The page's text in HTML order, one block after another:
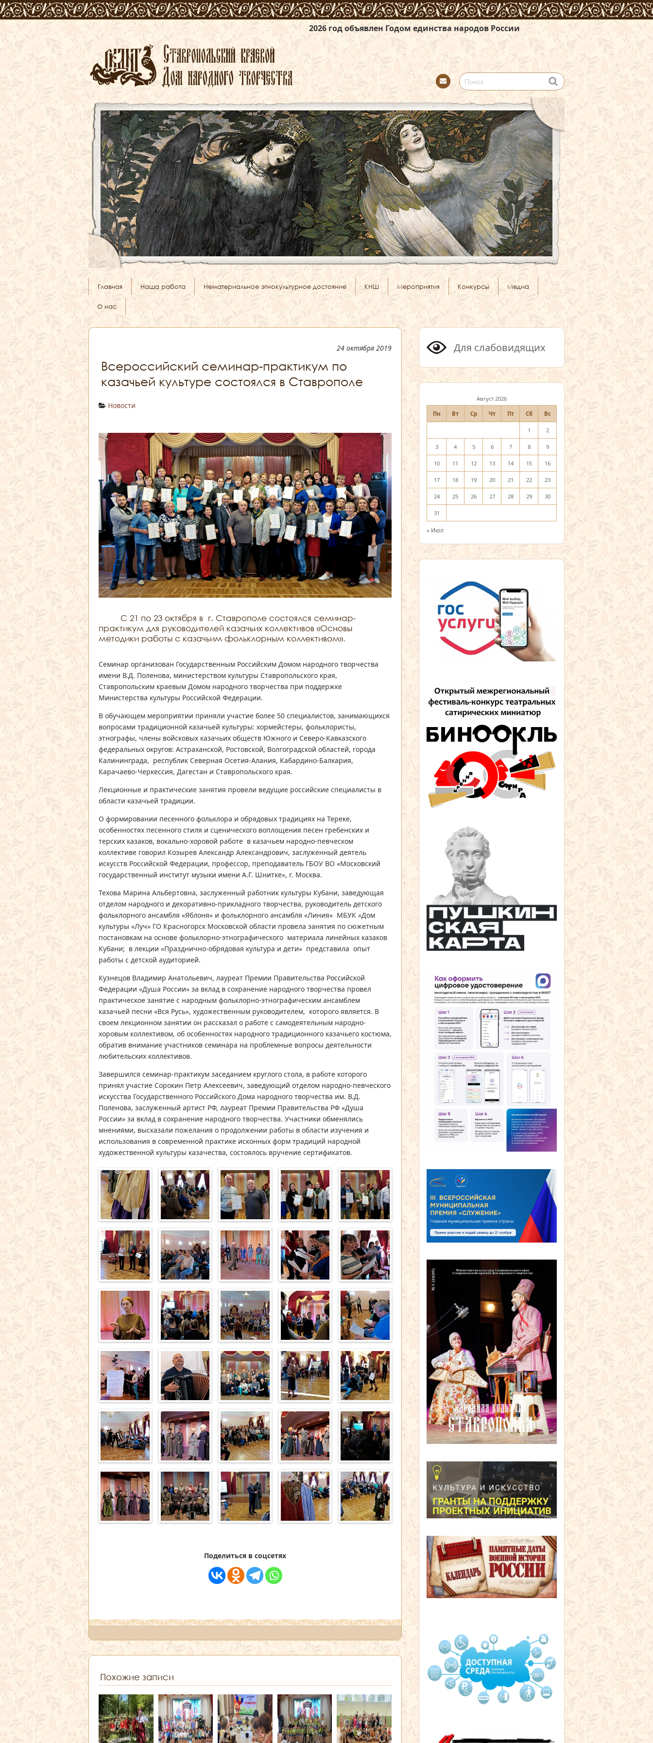
2026 год объявлен Годом единства народов России
tact
Главная Наша работа Нематериальное этнокультурное достояние КНШ Мероприятия Конкурсы Медиа
О нас
24 октября 2019
Всероссийский семинар-практикум по
казачьей культуре состоялся в Ставрополе
Новости
С 21 по 23 октября в г. Ставрополе состоялся семинар-
практикум для руководителей казачьих коллективов «Основы
методики работы с казачьим фольклорным коллективом».
Семинар организован Государственным Российским Домом народного творчества
имени В.Д. Поленова, министерством культуры Ставропольского края,
Ставропольским краевым Домом народного творчества при поддержке
Министерства культуры Российской Федерации.
В обучающем мероприятии приняли участие более 50 специалистов, занимающихся
вопросами традиционной казачьей культуры: хормейстеры, фольклористы,
этнографы, члены войсковых казачьих обществ Южного и Северо-Кавказского
федеральных округов: Астраханской, Ростовской, Волгоградской областей, города
Калининграда, республик Северная Осетия-Алания, Кабардино-Балкария,
Карачаево-Черкессия, Дагестан и Ставропольского края.
Лекционные и практические занятия провели ведущие российские специалисты в
области казачьей традиции.
О формировании песенного фольклора и обрядовых традициях на Тереке,
особенностях песенного стиля и сценического воплощения песен гребенских и
терских казаков, вокально-хоровой работе в казачьем народно-певческом
коллективе говорил Козырев Александр Александрович, заслуженный деятель
искусств Российской Федерации, профессор, преподаватель ГБОУ ВО «Московский
государственный институт музыки имени А.Г. Шнитке», г. Москва.
Техова Марина Альбертовна, заслуженный работник культуры Кубани, заведующая
отделом народного и декоративно-прикладного творчества, руководитель детского
фольклорного ансамбля «Яблоня» и фольклорного ансамбля «Линия» МБУК «Дом
культуры «Луч» ГО Красногорск Московской области провела занятия по сюжетным
постановкам на основе фольклорно-этнографического материала линейных казаков
Кубани; в лекции «Празднично-обрядовая культура и дети» представила опыт
работы с детской аудиторией.
Кузнецов Владимир Анатольевич, лауреат Премии Правительства Российской
Федерации «Душа России» за вклад в сохранение народного творчества провел
практическое занятие с народным фольклорно-этнографическим ансамблем
казачьей песни «Вся Русь», художественным руководителем, которого является. В
своем лекционном занятии он рассказал о работе с самодеятельным народно-
хоровым коллективом, об особенностях народного традиционного казачьего костюма,
обратив внимание участников семинара на проблемные вопросы деятельности
любительских коллективов.
Завершился семинар-практикум заседанием круглого стола, в работе которого
принял участие Сорокин Петр Алексеевич, заведующий отделом народно-певческого
искусства Государственного Российского Дома народного творчества им. В.Д.
Поленова, заслуженный артист РФ, лауреат Премии Правительства РФ «Душа
России» за вклад в сохранение народного творчества. Участники обменялись
мнениями, высказали пожелания о продолжении работы в области изучения и
использования в современной практике исконных форм традиций народной
художественной культуры казачества, состоялось вручение сертификатов.
Поделиться в соцсетях
Похожие записи
Для слабовидящих
Август 2026
Пн Вт Ср Чт Пт Сб Вс
1 2
3 4 5 6 7 8 9
10 11 12 13 14 15 16
17 18 19 20 21 22 23
24 25 26 27 28 29 30
31
« Июл